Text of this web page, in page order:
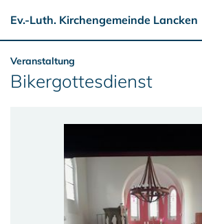
Ev.-Luth. Kirchengemeinde Lancken
Veranstaltung
Bikergottesdienst